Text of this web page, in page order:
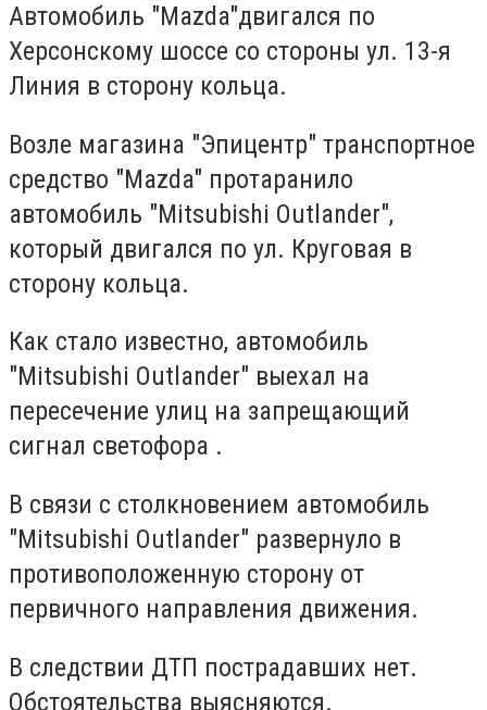
Автомобиль "Mazda"двигался по
Херсонскому шоссе со стороны ул. 13-я
Линия в сторону кольца.
Возле магазина "Эпицентр" транспортное
средство "Mazda" протаранило
автомобиль "Mitsubishi Outlander",
который двигался по ул. Круговая в
сторону кольца.
Как стало известно, автомобиль
"Mitsubishi Outlander" выехал на
пересечение улиц на запрещающий
сигнал светофора .
В связи с столкновением автомобиль
"Mitsubishi Outlander" развернуло в
противоположенную сторону от
первичного направления движения.
В следствии ДТП пострадавших нет.
Обстоятельства выясняются.